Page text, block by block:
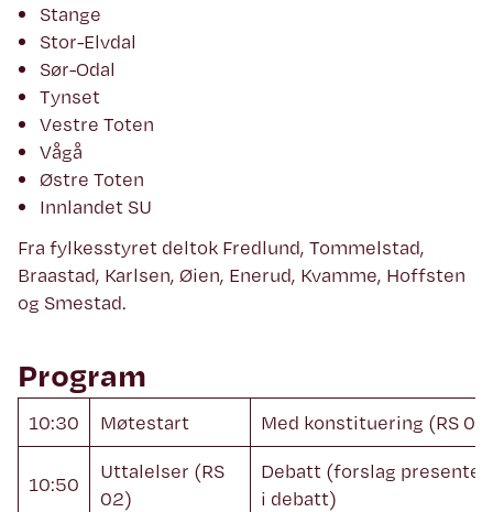
Stange
Stor-Elvdal
Sør-Odal
Tynset
Vestre Toten
Vågå
Østre Toten
Innlandet SU
Fra fylkesstyret deltok Fredlund, Tommelstad,
Braastad, Karlsen, Øien, Enerud, Kvamme, Hoffsten
og Smestad.
Program
10:30 Møtestart Med konstituering (RS 01)
10:50
Uttalelser (RS
02)
Debatt (forslag
i debatt)